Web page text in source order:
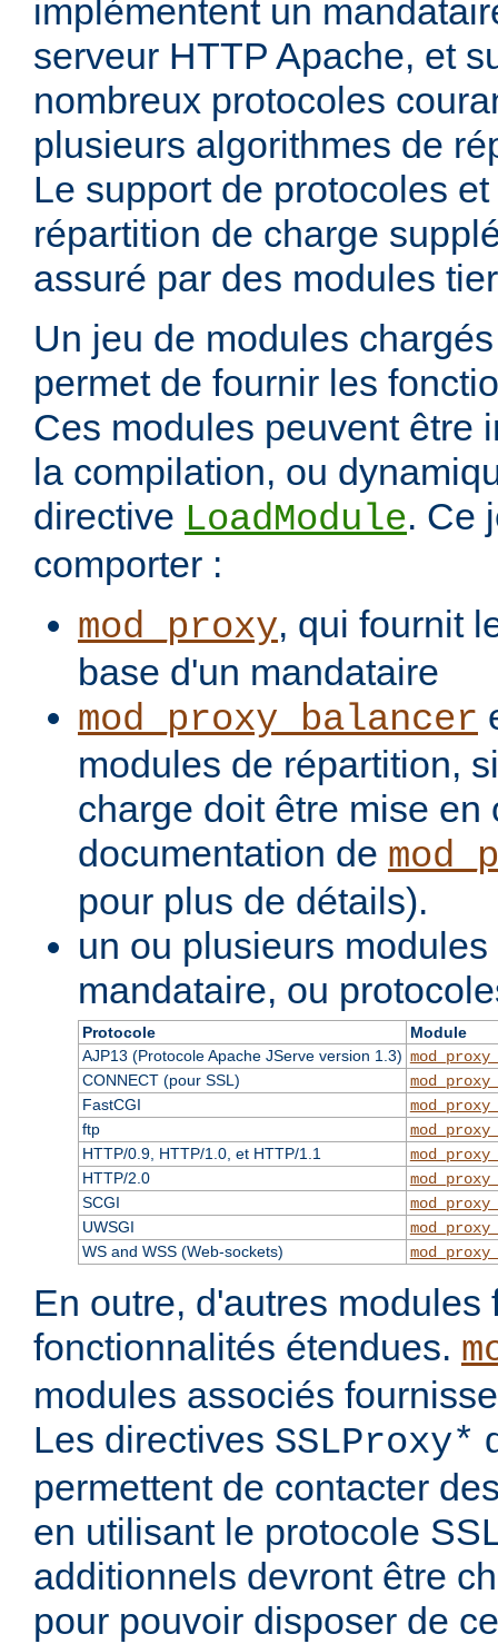
implémentent un
serveur HTTP Apache, et
nombreux protocoles
plusieurs algorithmes de
Le support de protocoles
répartition de charge
assuré par des modules
Un jeu de modules
permet de fournir les
Ces modules peuvent être
la compilation, ou
directive LoadModule. Ce
comporter :
mod_proxy, qui fournit
base d'un mandataire
mod_proxy_balancer
modules de répartition,
charge doit être mise en
documentation de
pour plus de détails).
un ou plusieurs
mandataire, ou
Protocole
Module
AJP13 (Protocole Apache JServe version 1.3)
CONNECT (pour SSL)
FastCGI
ftp
HTTP/0.9, HTTP/1.0, et HTTP/1.1
HTTP/2.0
SCGI
UWSGI
WS and WSS (Web-sockets)
En outre, d'autres modules
fonctionnalités étendues.
modules associés
Les directives SSLProxy*
permettent de contacter
en utilisant le protocole
additionnels devront être
pour pouvoir disposer de